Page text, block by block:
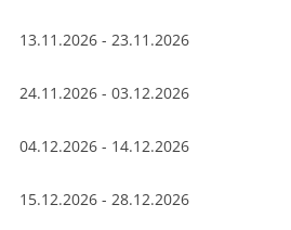
13.11.2026 - 23.11.2026
24.11.2026 - 03.12.2026
04.12.2026 - 14.12.2026
15.12.2026 - 28.12.2026